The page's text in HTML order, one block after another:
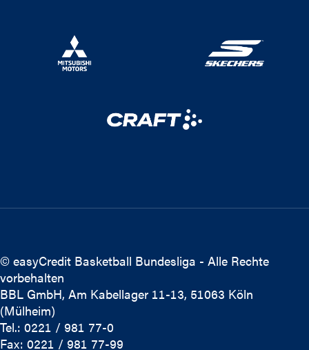
© easyCredit Basketball Bundesliga - Alle Rechte
vorbehalten
BBL GmbH, Am Kabellager 11-13, 51063 Köln
(Mülheim)
Tel.: 0221 / 981 77-0
Fax: 0221 / 981 77-99